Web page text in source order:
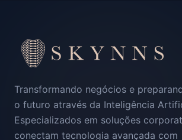
Transformando negócios e
o futuro através da Inteligência
Especializados em soluções
conectam tecnologia avançada com